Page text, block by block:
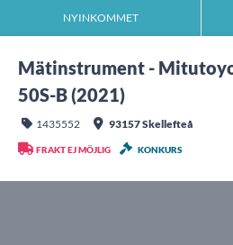
NYINKOMMET
Mätinstrument -
50S-B (2021)
1435552 93157 Skellefteå
FRAKT EJ MÖJLIG KONKURS